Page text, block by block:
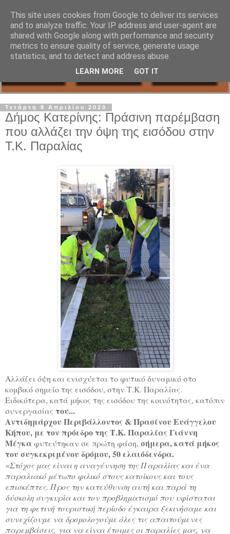
Τετάρτη 8 Απριλίου 2020
Δήμος Κατερίνης: Πράσινη παρέμβαση
που αλλάζει την όψη της εισόδου στην
Τ.Κ. Παραλίας
Αλλάζει όψη και ενισχύεται το φυτικό δυναμικό στο
κομβικό σημείο της εισόδου, στην Τ.Κ. Παραλίας.
Ειδικότερα, κατά μήκος της εισόδου της κοινότητας, κατόπιν
συνεργασίας του...
Αντιδημάρχου Περιβάλλοντος & Πρασίνου Ευάγγελου
Κήπου, με τον πρόεδρο της Τ.Κ. Παραλίας Γιάννη
Μέγκαφυτεύτηκαν σε πρώτη φάση, σήμερα, κατά μήκος
του συγκεκριμένου δρόμου, 50 ελαιόδενδρα.
«Στόχος μας είναι η αναγέννηση τηςΠαραλίας και ένα
παραλιακό μέτωπο φιλικόστους κατοίκουςκαι τους
επισκέπτες. Προς την κατεύθυνση αυτή και παρά τη
δύσκολη συγκυρία και τον προβληματισμό που υφίσταται
για τη φετινή τουριστική περίοδο έγκαιρα ξεκινήσαμε και
συνεχίζουμε να δρομολογούμε όλες τις απαιτούμενες
παρεμβάσεις, για να είναι έτοιμες οι παραλίες μας, να
This site uses cookies from Google to deliver its services
and to analyze traffic. Your IP address and user-agent are
shared with Google along with performance and security
metrics to ensure quality of service, generate usage
statistics, and to detect and address abuse.
LEARN MORE GOT IT